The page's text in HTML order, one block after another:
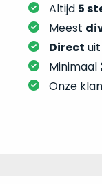
Altijd 5
Meest
Direct uit
Minimaal
Onze